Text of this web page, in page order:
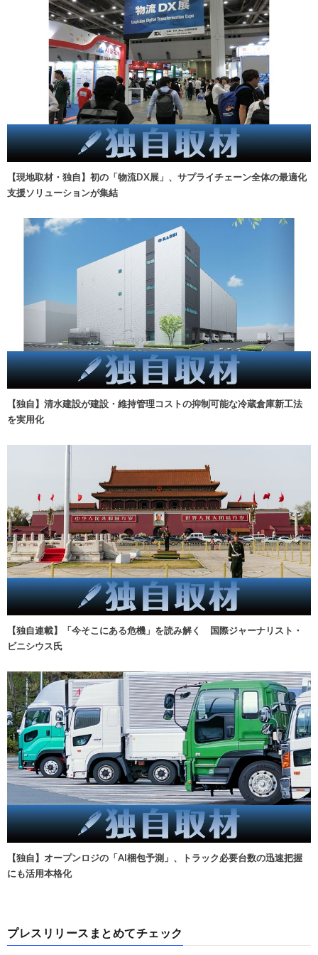
【現地取材・独自】初の「物流DX展」、サプライチェーン全体の最適化
支援ソリューションが集結
【独自】清水建設が建設・維持管理コストの抑制可能な冷蔵倉庫新工法
を実用化
【独自連載】「今そこにある危機」を読み解く 国際ジャーナリスト・
ビニシウス氏
【独自】オープンロジの「AI梱包予測」、トラック必要台数の迅速把握
にも活用本格化
プレスリリースまとめてチェック